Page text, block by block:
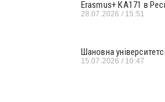
Erasmus+ KA171 в
28.07.2026 15:51
Шановна
15.07.2026 10:47